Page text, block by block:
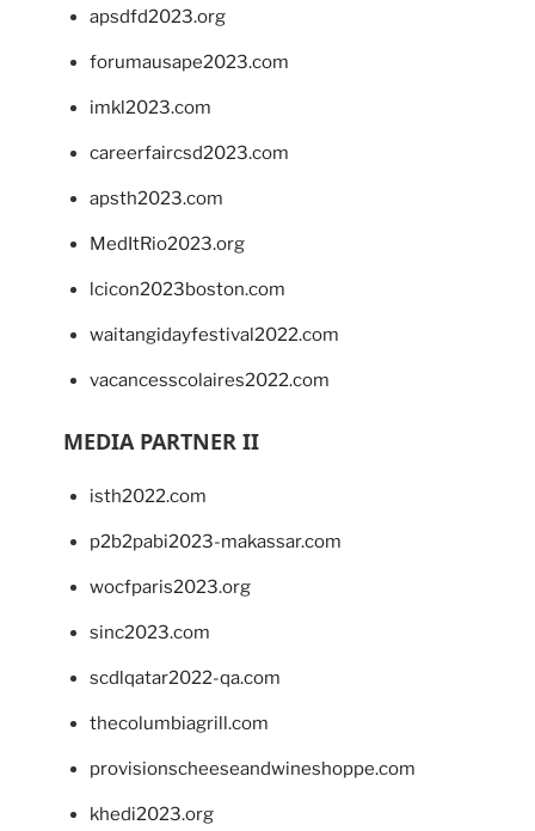
apsdfd2023.org
forumausape2023.com
imkl2023.com
careerfaircsd2023.com
apsth2023.com
MedItRio2023.org
lcicon2023boston.com
waitangidayfestival2022.com
vacancesscolaires2022.com
MEDIA PARTNER II
isth2022.com
p2b2pabi2023-makassar.com
wocfparis2023.org
sinc2023.com
scdlqatar2022-qa.com
thecolumbiagrill.com
provisionscheeseandwineshoppe.com
khedi2023.org